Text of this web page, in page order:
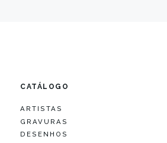
CATÁLOGO
ARTISTAS
GRAVURAS
DESENHOS